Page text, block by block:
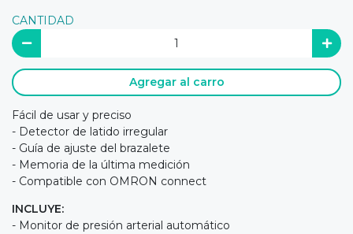
CANTIDAD
Agregar al carro
Fácil de usar y preciso
- Detector de latido irregular
- Guía de ajuste del brazalete
- Memoria de la última medición
- Compatible con OMRON connect
INCLUYE:
- Monitor de presión arterial automático